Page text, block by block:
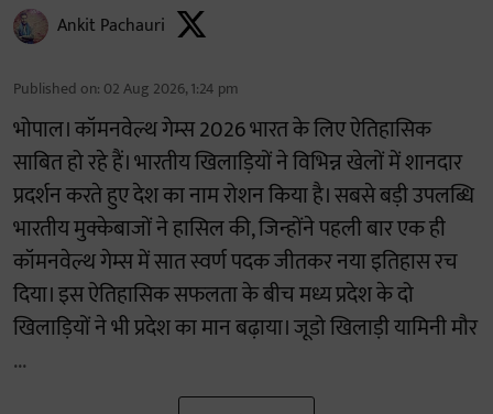
Ankit Pachauri
Published on: 02 Aug 2026, 1:24 pm
भोपाल। कॉमनवेल्थ गेम्स 2026 भारत के लिए ऐतिहासिक
साबित हो रहे हैं। भारतीय खिलाड़ियों ने विभिन्न खेलों में शानदार
प्रदर्शन करते हुए देश का नाम रोशन किया है। सबसे बड़ी उपलब्धि
भारतीय मुक्केबाजों ने हासिल की, जिन्होंने पहली बार एक ही
कॉमनवेल्थ गेम्स में सात स्वर्ण पदक जीतकर नया इतिहास रच
दिया। इस ऐतिहासिक सफलता के बीच मध्य प्रदेश के दो
खिलाड़ियों ने भी प्रदेश का मान बढ़ाया। जूडो खिलाड़ी यामिनी मौर
...